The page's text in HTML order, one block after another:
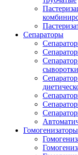
Сепараторы
сыворотки
Гомогенизаторы